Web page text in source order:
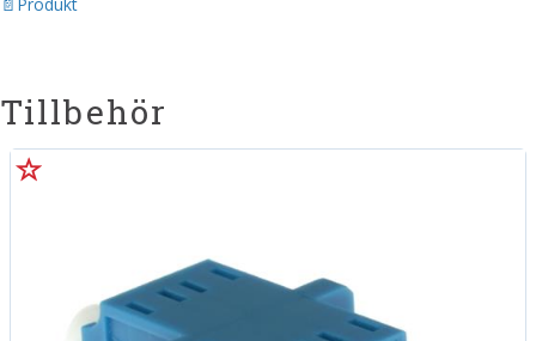
Tillbehör